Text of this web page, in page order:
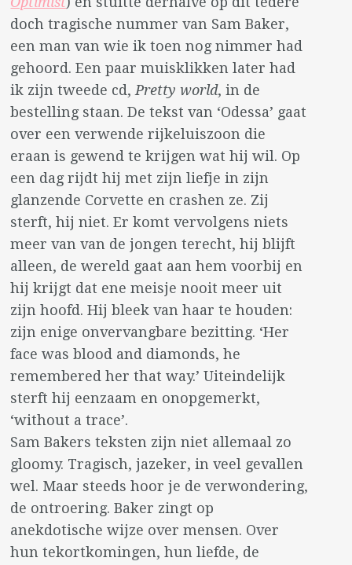
doch tragische nummer van Sam Baker,
een man van wie ik toen nog nimmer had
gehoord. Een paar muisklikken later had
ik zijn tweede cd, Pretty world, in de
bestelling staan. De tekst van ‘Odessa’ gaat
over een verwende rijkeluiszoon die
eraan is gewend te krijgen wat hij wil. Op
een dag rijdt hij met zijn liefje in zijn
glanzende Corvette en crashen ze. Zij
sterft, hij niet. Er komt vervolgens niets
meer van van de jongen terecht, hij blijft
alleen, de wereld gaat aan hem voorbij en
hij krijgt dat ene meisje nooit meer uit
zijn hoofd. Hij bleek van haar te houden:
zijn enige onvervangbare bezitting. ‘Her
face was blood and diamonds, he
remembered her that way.’ Uiteindelijk
sterft hij eenzaam en onopgemerkt,
‘without a trace’.
Sam Bakers teksten zijn niet allemaal zo
gloomy. Tragisch, jazeker, in veel gevallen
wel. Maar steeds hoor je de verwondering,
de ontroering. Baker zingt op
anekdotische wijze over mensen. Over
hun tekortkomingen, hun liefde, de